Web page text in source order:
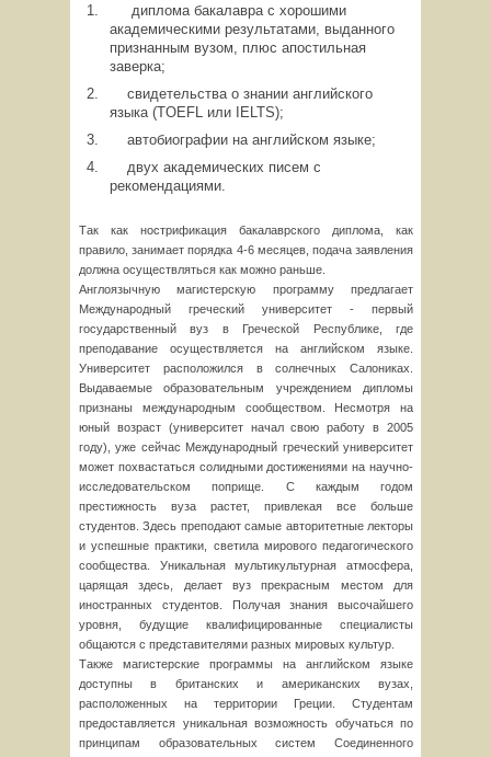
диплома бакалавра с хорошими
академическими результатами, выданного
признанным вузом, плюс апостильная
заверка;
свидетельства о знании английского
языка (TOEFL или IELTS);
автобиографии на английском языке;
двух академических писем с
рекомендациями.
Так как нострификация бакалаврского диплома, как
правило, занимает порядка 4-6 месяцев, подача заявления
должна осуществляться как можно раньше.
Англоязычную магистерскую программу предлагает
Международный греческий университет - первый
государственный вуз в Греческой Республике, где
преподавание осуществляется на английском языке.
Университет расположился в солнечных Салониках.
Выдаваемые образовательным учреждением дипломы
признаны международным сообществом. Несмотря на
юный возраст (университет начал свою работу в 2005
году), уже сейчас Международный греческий университет
может похвастаться солидными достижениями на научно-
исследовательском поприще. С каждым годом
престижность вуза растет, привлекая все больше
студентов. Здесь преподают самые авторитетные лекторы
и успешные практики, светила мирового педагогического
сообщества. Уникальная мультикультурная атмосфера,
царящая здесь, делает вуз прекрасным местом для
иностранных студентов. Получая знания высочайшего
уровня, будущие квалифицированные специалисты
общаются с представителями разных мировых культур.
Также магистерские программы на английском языке
доступны в британских и американских вузах,
расположенных на территории Греции. Студентам
предоставляется уникальная возможность обучаться по
принципам образовательных систем Соединенного